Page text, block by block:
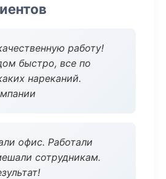
работу!
быстро, все по
нареканий.
офис. Работали
сотрудникам.